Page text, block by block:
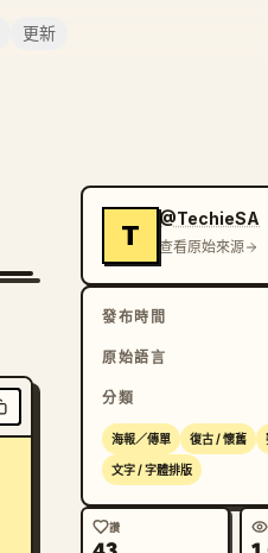
更新
T
@TechieSA
查看原始來源
發布時間
原始語言
分類
海報／傳單 復古 / 懷舊
文字 / 字體排版
讚